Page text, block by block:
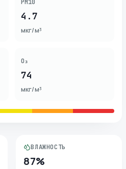
PM10
4.7
мкг/м³
O₃
74
мкг/м³
ВЛАЖНОСТЬ
87%